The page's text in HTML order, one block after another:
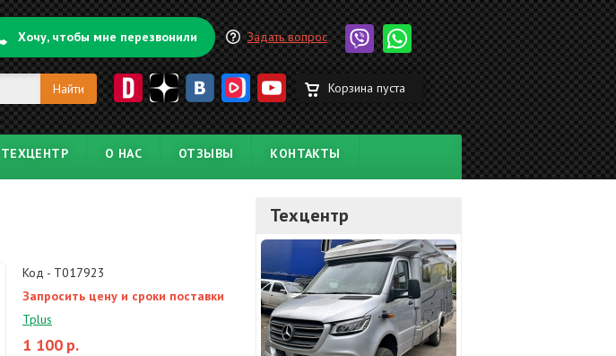
Хочу, чтобы мне перезвонили Задать вопрос
Корзина пуста
ТЕХЦЕНТР О НАС ОТЗЫВЫ КОНТАКТЫ
Код - T017923
Запросить цену и сроки поставки
Tplus
1 100 р.
Техцентр